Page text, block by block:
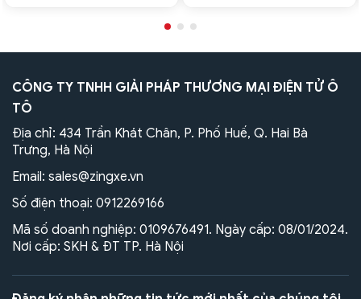
CÔNG TY TNHH GIẢI PHÁP THƯƠNG MẠI ĐIỆN TỬ Ô
TÔ
Địa chỉ: 434 Trần Khát Chân, P. Phố Huế, Q. Hai Bà
Trưng, Hà Nội
Email: sales@zingxe.vn
Số điện thoại: 0912269166
Mã số doanh nghiệp: 0109676491. Ngày cấp: 08/01/2024.
Nơi cấp: SKH & ĐT TP. Hà Nội